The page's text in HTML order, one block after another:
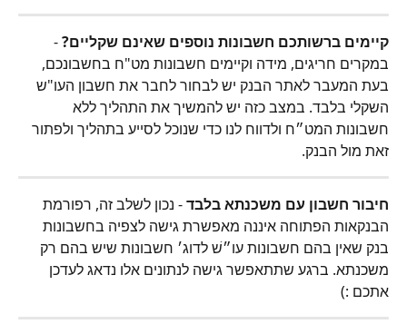
קיימים ברשותכם חשבונות נוספים שאינם שקליים? -
במקרים חריגים, מידה וקיימים חשבונות מט"ח בחשבונכם,
בעת המעבר לאתר הבנק יש לבחור לחבר את חשבון העו"ש
השקלי בלבד. במצב כזה יש להמשיך את התהליך ללא
חשבונות המט״ח ולדווח לנו כדי שנוכל לסייע בתהליך ולפתור
זאת מול הבנק.
חיבור חשבון עם משכנתא בלבד - נכון לשלב זה, רפורמת
הבנקאות הפתוחה איננה מאפשרת גישה לצפיה בחשבונות
בנק שאין בהם חשבונות עו״שׁ לדוג׳ חשבונות שיש בהם רק
משכנתא. ברגע שתתאפשר גישה לנתונים אלו נדאג לעדכן
אתכם :)